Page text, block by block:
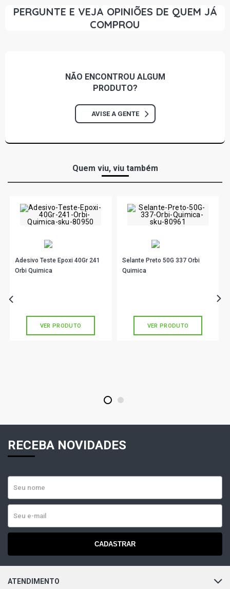
PERGUNTE E VEJA OPINIÕES DE QUEM JÁ
COMPROU
NÃO ENCONTROU ALGUM
PRODUTO?
AVISE A GENTE
Quem viu, viu também
Adesivo Teste Epoxi 40Gr 241
Orbi Quimica
VER PRODUTO
Selante Preto 50G 337 Orbi
Quimica
VER PRODUTO
1 2
RECEBA NOVIDADES
CADASTRAR
ATENDIMENTO